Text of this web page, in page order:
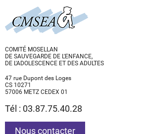
COMITÉ MOSELLAN
DE SAUVEGARDE DE L'ENFANCE,
DE L'ADOLESCENCE ET DES ADULTES
47 rue Dupont des Loges
CS 10271
57006 METZ CEDEX 01
Tél : 03.87.75.40.28
Nous contacter